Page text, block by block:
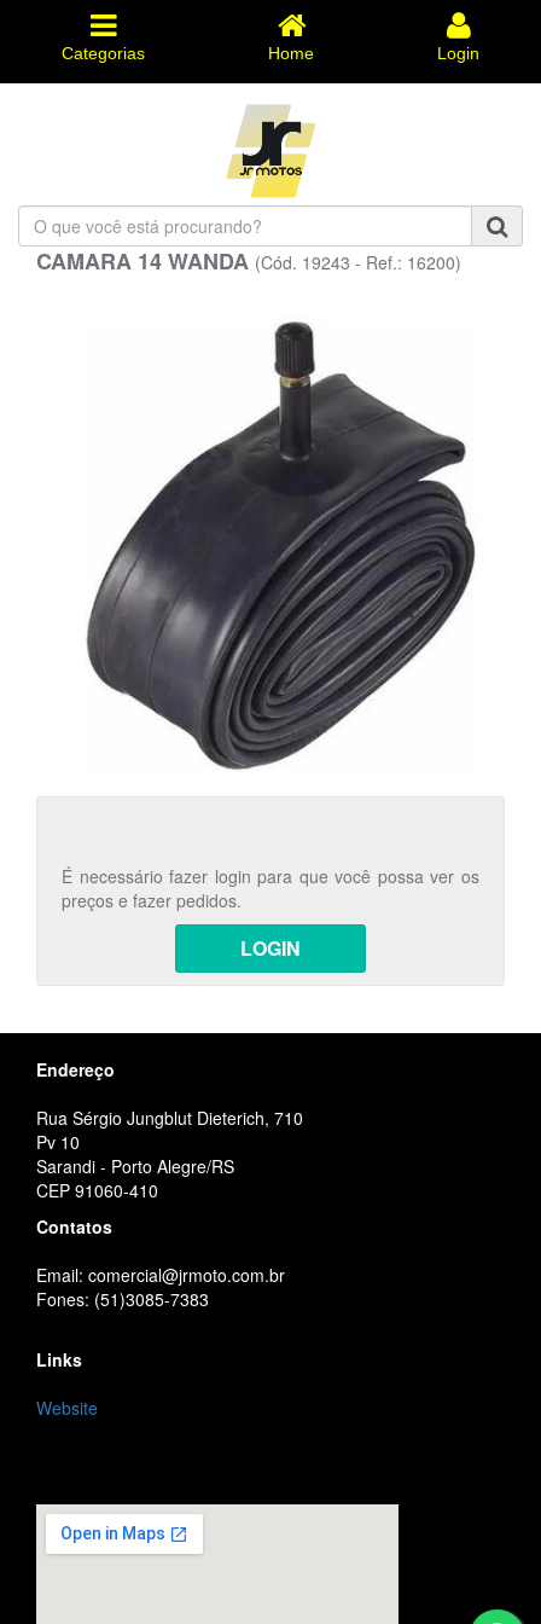
Categorias Home Login
O
que
você
CAMARA 14 WANDA (Cód. 19243 - Ref.: 16200)
É necessário fazer login para que você possa ver os
preços e fazer pedidos.
LOGIN
Endereço
Rua Sérgio Jungblut Dieterich, 710
Pv 10
Sarandi - Porto Alegre/RS
CEP 91060-410
Contatos
Email: comercial@jrmoto.com.br
Fones: (51)3085-7383
Links
Website